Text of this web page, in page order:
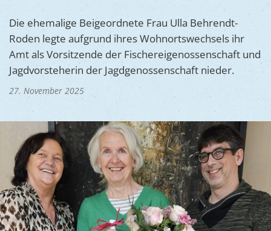
Die ehemalige Beigeordnete Frau Ulla Behrendt-
Roden legte aufgrund ihres Wohnortswechsels ihr
Amt als Vorsitzende der Fischereigenossenschaft und
Jagdvorsteherin der Jagdgenossenschaft nieder.
27. November 2025